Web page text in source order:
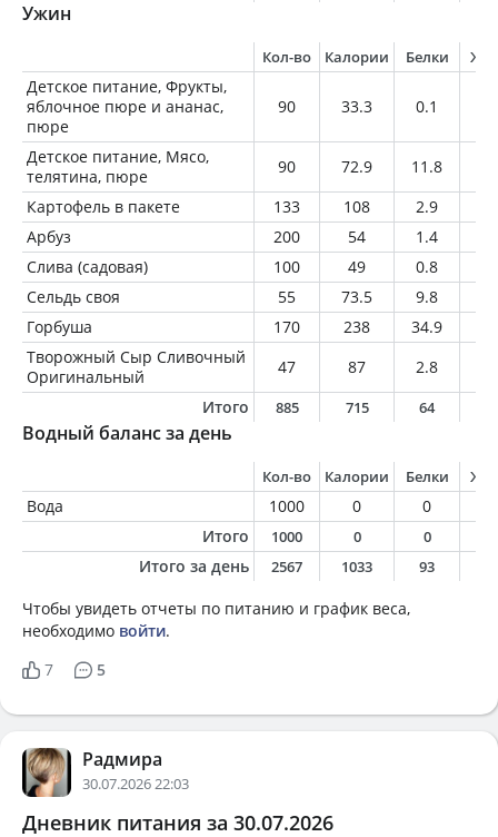
Ужин
Кол-во Калории Белки
Детское питание, Фрукты,
яблочное пюре и ананас,
пюре
90 33.3 0.1
Детское питание, Мясо,
телятина, пюре
90 72.9 11.8
Картофель в пакете
133 108 2.9
Арбуз
200 54 1.4
Слива (садовая)
100 49 0.8
Сельдь своя
55 73.5 9.8
Горбуша
170 238 34.9
Творожный Сыр Сливочный
Оригинальный
47 87 2.8
Итого
885 715 64
Водный баланс за день
Кол-во Калории Белки
Вода 1000 0 0
Итого
1000 0 0
Итого за день 2567 1033 93
Чтобы увидеть отчеты по питанию и график веса,
необходимо войти.
7
5
Радмира
30.07.2026 22:03
Дневник питания за 30.07.2026